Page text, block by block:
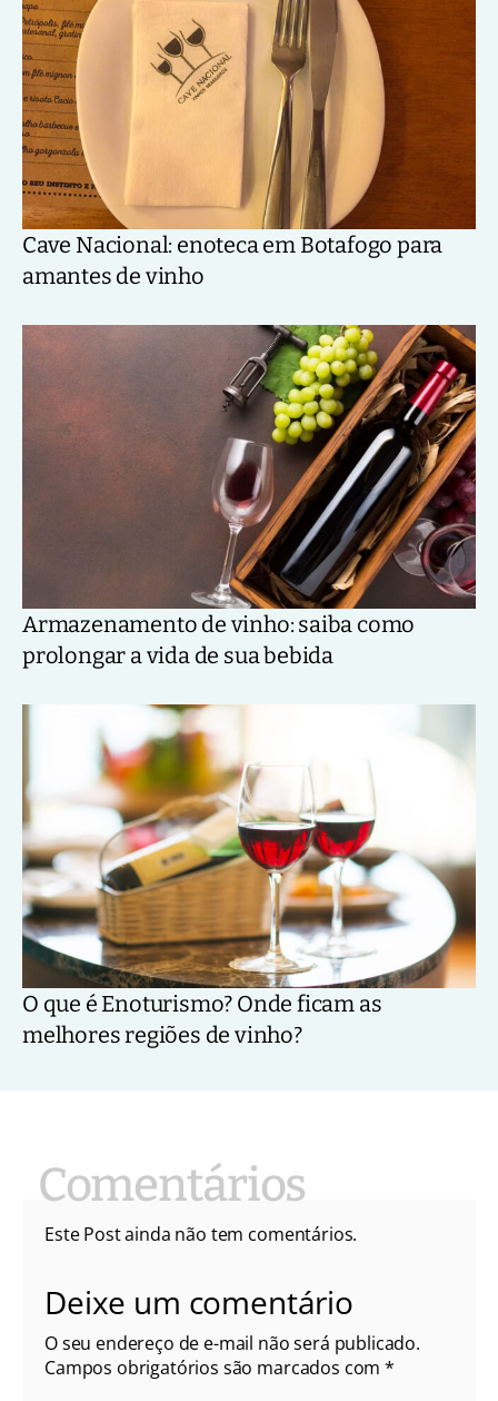
Cave Nacional: enoteca em Botafogo para
amantes de vinho
Armazenamento de vinho: saiba como
prolongar a vida de sua bebida
O que é Enoturismo? Onde ficam as
melhores regiões de vinho?
Este Post ainda não tem comentários.
Deixe um comentário
O seu endereço de e-mail não será publicado.
Campos obrigatórios são marcados com*